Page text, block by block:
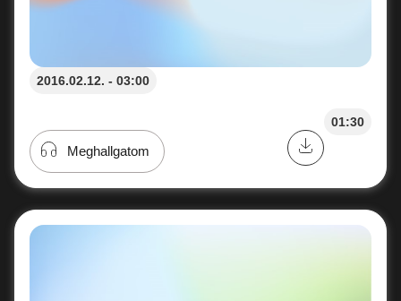
2016.02.12. - 03:00
01:30
Meghallgatom